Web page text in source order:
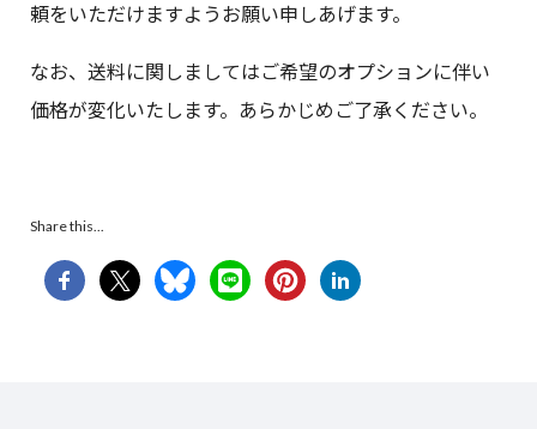
頼をいただけますようお願い申しあげます。
なお、送料に関しましてはご希望のオプションに伴い
価格が変化いたします。あらかじめご了承ください。
Share this...